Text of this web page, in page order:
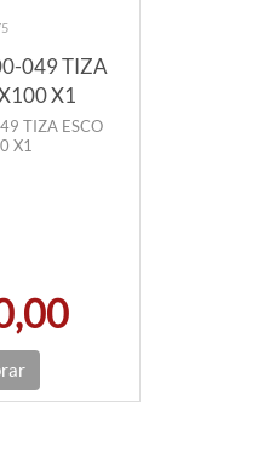
049 TIZA
X1
TIZA ESCO
X1